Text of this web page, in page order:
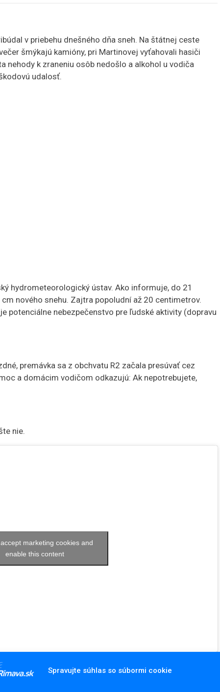
Spravujte súhlas so súbormi cookie
v priebehu dnešného dňa sneh. Na štátnej ceste
šmýkajú kamióny, pri Martinovej vyťahovali hasiči
nehody k zraneniu osôb nedošlo a alkohol u vodiča
udalosť.
hydrometeorologický ústav. Ako informuje, do 21
nového snehu. Zajtra popoludní až 20 centimetrov.
potenciálne nebezpečenstvo pre ľudské aktivity (dopravu
premávka sa z obchvatu R2 začala presúvať cez
a domácim vodičom odkazujú: Ak nepotrebujete,
nie.
marketing cookies and
enable this content